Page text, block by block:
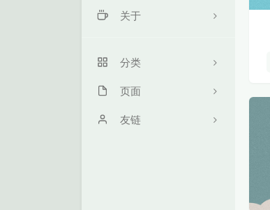
关于
分类
52
12
页面
关于友链